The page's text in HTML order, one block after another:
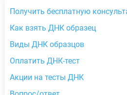
Получить бесплатную
Как взять ДНК образец
Виды ДНК образцов
Оплатить ДНК-тест
Акции на тесты ДНК